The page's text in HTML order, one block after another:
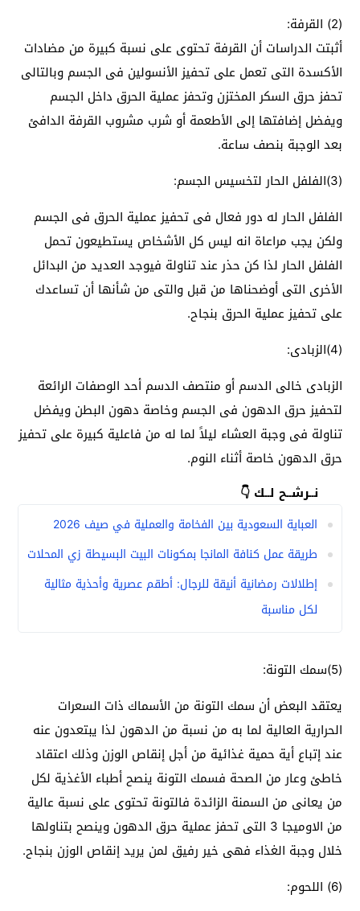
(2) القرفة:
أثبتت الدراسات أن القرفة تحتوى على نسبة كبيرة من مضادات
الأكسدة التى تعمل على تحفيز الأنسولين فى الجسم وبالتالى
تحفز حرق السكر المختزن وتحفز عملية الحرق داخل الجسم
ويفضل إضافتها إلى الأطعمة أو شرب مشروب القرفة الدافئ
بعد الوجبة بنصف ساعة.
(3)الفلفل الحار لتخسيس الجسم:
الفلفل الحار له دور فعال فى تحفيز عملية الحرق فى الجسم
ولكن يجب مراعاة انه ليس كل الأشخاص يستطيعون تحمل
الفلفل الحار لذا كن حذر عند تناولة فيوجد العديد من البدائل
الأخرى التى أوضحناها من قبل والتى من شأنها أن تساعدك
على تحفيز عملية الحرق بنجاح.
(4)الزبادى:
الزبادى خالى الدسم أو منتصف الدسم أحد الوصفات الرائعة
لتحفيز حرق الدهون فى الجسم وخاصة دهون البطن ويفضل
تناولة فى وجبة العشاء ليلاً لما له من فاعلية كبيرة على تحفيز
حرق الدهون خاصة أثناء النوم.
نــرشــح لــك 👇
العباية السعودية بين الفخامة والعملية في صيف 2026
طريقة عمل كنافة المانجا بمكونات البيت البسيطة زي المحلات
إطلالات رمضانية أنيقة للرجال: أطقم عصرية وأحذية مثالية
لكل مناسبة
(5)سمك التونة:
يعتقد البعض أن سمك التونة من الأسماك ذات السعرات
الحرارية العالية لما به من نسبة من الدهون لذا يبتعدون عنه
عند إتباع أية حمية غذائية من أجل إنقاص الوزن وذلك اعتقاد
خاطئ وعار من الصحة فسمك التونة ينصح أطباء الأغذية لكل
من يعانى من السمنة الزائدة فالتونة تحتوى على نسبة عالية
من الاوميجا 3 التى تحفز عملية حرق الدهون وينصح بتناولها
خلال وجبة الغذاء فهى خير رفيق لمن يريد إنقاص الوزن بنجاح.
(6) اللحوم: